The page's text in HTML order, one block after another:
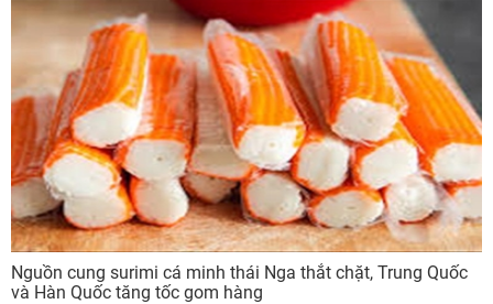
Nguồn cung surimi cá minh thái Nga thắt chặt, Trung Quốc
và Hàn Quốc tăng tốc gom hàng